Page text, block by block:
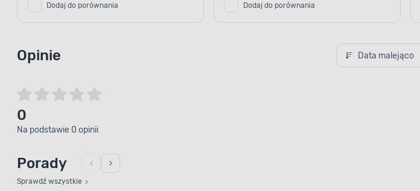
Dodaj do porównania Dodaj do porównania
Opinie Data malejąco
0
Na podstawie 0 opinii
Porady
Sprawdź wszystkie